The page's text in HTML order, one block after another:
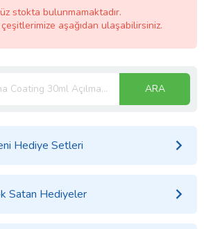
stokta bulunmamaktadır.
aşağıdan ulaşabilirsiniz.
ARA
Hediye Setleri
Satan Hediyeler